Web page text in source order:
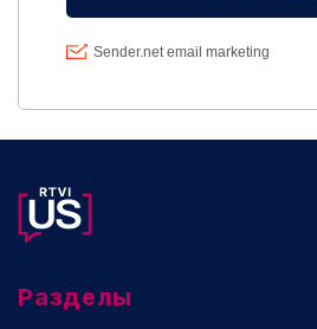
Разделы